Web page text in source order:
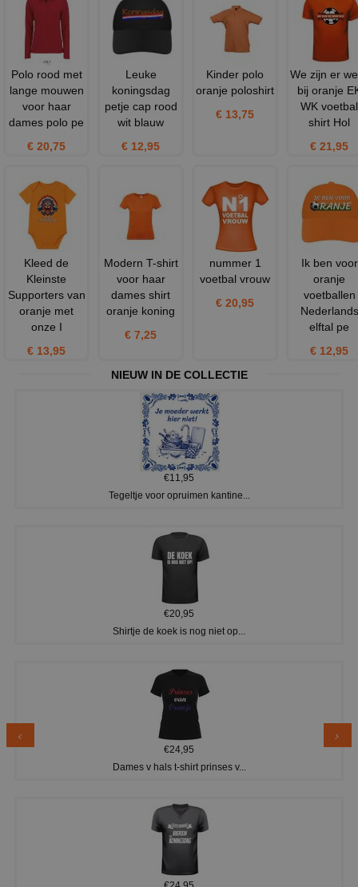
Polo rood met
lange mouwen
voor haar
dames polo pe
€ 20,75
Leuke
koningsdag
petje cap rood
wit blauw
€ 12,95
Kinder polo
oranje poloshirt
€ 13,75
We zijn er
bij oranje
WK voetbal
shirt Hol
€ 21,95
Kleed de
Kleinste
Supporters van
oranje met
onze I
€ 13,95
Modern T-shirt
voor haar
dames shirt
oranje koning
€ 7,25
nummer 1
voetbal vrouw
€ 20,95
Ik ben voor
oranje
voetballen
Nederlands
elftal pe
€ 12,95
NIEUW IN DE COLLECTIE
€11,95
Tegeltje voor opruimen kantine...
€20,95
Shirtje de koek is nog niet op...
€24,95
Dames v hals t-shirt prinses v...